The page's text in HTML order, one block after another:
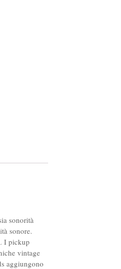
sonorità
sonore.
I pickup
vintage
aggiungono